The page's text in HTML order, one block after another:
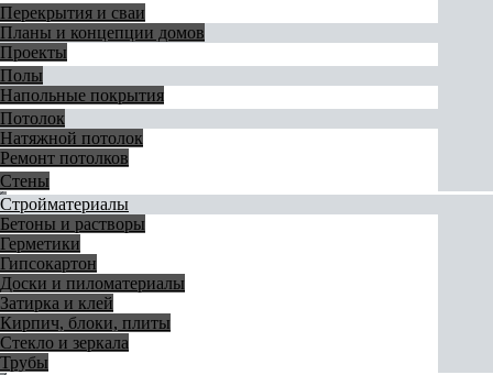
Перекрытия и сваи
Планы и концепции домов
Проекты
Полы
Напольные покрытия
Потолок
Натяжной потолок
Ремонт потолков
Стены
Стройматериалы
Бетоны и растворы
Герметики
Гипсокартон
Доски и пиломатериалы
Затирка и клей
Кирпич, блоки, плиты
Стекло и зеркала
Трубы